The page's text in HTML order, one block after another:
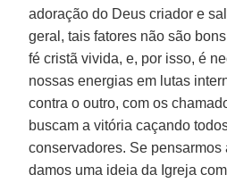
adoração do Deus criador e
geral, tais fatores não são
fé cristã vivida, e, por isso, é
nossas energias em lutas
contra o outro, com os
buscam a vitória caçando
conservadores. Se pensarmos
damos uma ideia da Igreja